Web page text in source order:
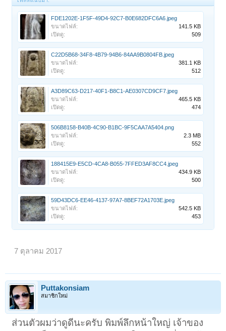
FDE1202E-1F5F-49D4-92C7-B0E682DFC6A6.jpeg
ขนาดไฟล์:
141.5 KB
เปิดดู:
509
C22D5B68-34F8-4B79-94B6-84AA9B0804FB.jpeg
ขนาดไฟล์:
381.1 KB
เปิดดู:
512
A3D89C63-D217-40F1-B8C1-AE0307CD9CF7.jpeg
ขนาดไฟล์:
465.5 KB
เปิดดู:
474
506B8158-B40B-4C90-B1BC-9F5CAA7A5404.png
ขนาดไฟล์:
2.3 MB
เปิดดู:
552
188415E9-E5CD-4CA8-B055-7FFED3AF8CC4.jpeg
ขนาดไฟล์:
434.9 KB
เปิดดู:
500
59D43DC6-EE46-4137-97A7-8BEF72A1703E.jpeg
ขนาดไฟล์:
542.5 KB
เปิดดู:
453
7 ตุลาคม 2017
Puttakonsiam
สมาชิกใหม่
ส่วนตัวผมว่าดูดีนะครับ พิมพ์ลึกหน้าใหญ่ เจ้าของ